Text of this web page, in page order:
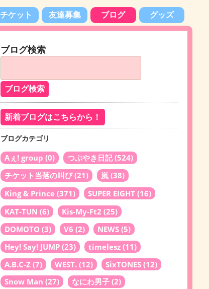
チケット 友達募集 ブログ グッズ
ブログ検索
新着ブログはこちらから！
ブログカテゴリ
Aぇ! group (0) つぶやき日記(524)
チケット当落の叫び(21) 嵐 (38)
King & Prince (371) SUPER EIGHT (16)
KAT-TUN (6) Kis-My-Ft2 (25)
DOMOTO (3) V6 (2) NEWS (5)
Hey! Say! JUMP (23) timelesz (11)
A.B.C-Z (7) WEST. (12) SixTONES (12)
Snow Man (27) なにわ男子 (2)